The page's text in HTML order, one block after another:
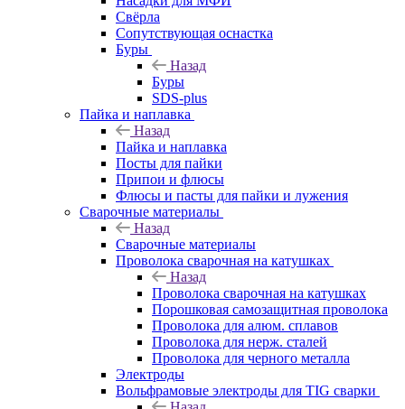
Свёрла
Сопутствующая оснастка
Буры
Назад
Буры
SDS-plus
Пайка и наплавка
Назад
Пайка и наплавка
Посты для пайки
Припои и флюсы
Флюсы и пасты для пайки и лужения
Сварочные материалы
Назад
Сварочные материалы
Проволока сварочная на катушках
Назад
Проволока сварочная на катушках
Порошковая самозащитная проволока
Проволока для алюм. сплавов
Проволока для нерж. сталей
Проволока для черного металла
Электроды
Вольфрамовые электроды для TIG сварки